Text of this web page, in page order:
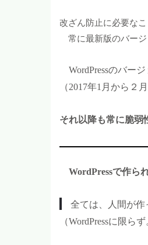
改ざん防止に必要なこ
常に最新版のバージ
WordPressのバージ
（2017年1月から２
それ以降も常に脆弱
WordPressで作ら
全ては、人間が作
（WordPressに限らず